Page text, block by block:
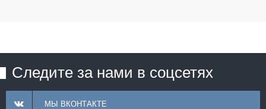
Следите за нами в соцсетях
МЫ ВКОНТАКТЕ